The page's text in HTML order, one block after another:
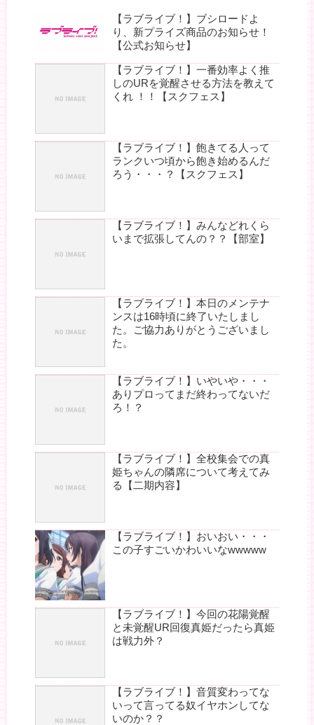
【ラブライブ！】ブシロードよ
り、新プライズ商品のお知らせ！
【公式お知らせ】
【ラブライブ！】一番効率よく推
しのURを覚醒させる方法を教えて
くれ ！！【スクフェス】
【ラブライブ！】飽きてる人って
ランクいつ頃から飽き始めるんだ
ろう・・・？【スクフェス】
【ラブライブ！】みんなどれくら
いまで拡張してんの？？【部室】
【ラブライブ！】本日のメンテナ
ンスは16時頃に終了いたしまし
た。ご協力ありがとうございまし
た。
【ラブライブ！】いやいや・・・
ありプロってまだ終わってないだ
ろ！？
【ラブライブ！】全校集会での真
姫ちゃんの隣席について考えてみ
る【二期内容】
【ラブライブ！】おいおい・・・
この子すごいかわいいなwwwww
【ラブライブ！】今回の花陽覚醒
と未覚醒UR回復真姫だったら真姫
は戦力外？
【ラブライブ！】音質変わってな
いって言ってる奴イヤホンしてな
いのか？？